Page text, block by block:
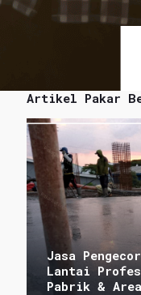
Artikel Pakar
Jasa
Lantai
Pabrik &